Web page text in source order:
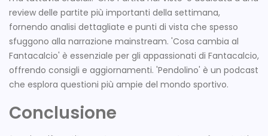
review delle partite più importanti della settimana,
fornendo analisi dettagliate e punti di vista che spesso
sfuggono alla narrazione mainstream. 'Cosa cambia al
Fantacalcio' è essenziale per gli appassionati di Fantacalcio,
offrendo consigli e aggiornamenti. 'Pendolino' è un podcast
che esplora questioni più ampie del mondo sportivo.
Conclusione